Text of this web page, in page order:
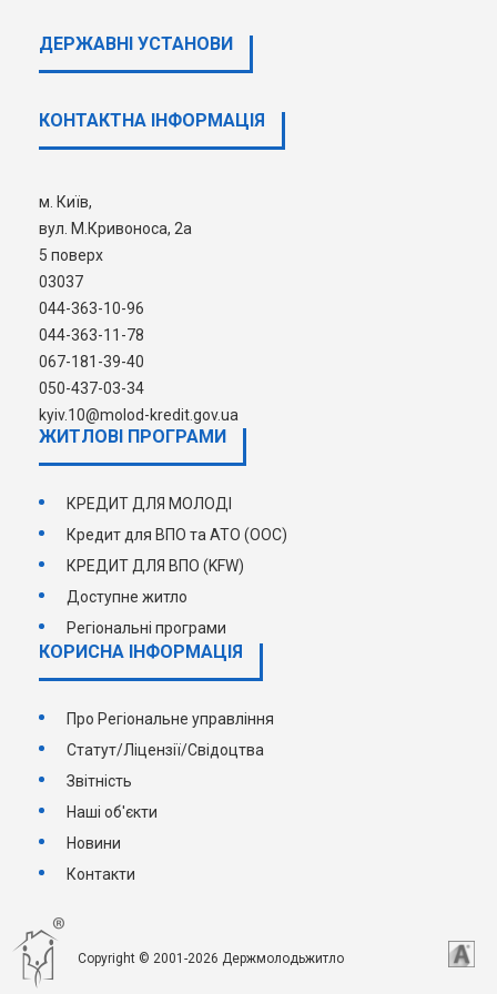
м. Київ, вул.
ДЕРЖАВНI УСТАНОВИ
КОНТАКТНА ІНФОРМАЦІЯ
м. Київ,
вул. М.Кривоноса, 2а
5 поверх
03037
044-363-10-96
044-363-11-78
067-181-39-40
050-437-03-34
kyiv.10@molod-kredit.gov.ua
ЖИТЛОВІ ПРОГРАМИ
КРЕДИТ ДЛЯ МОЛОДІ
Кредит для ВПО та АТО (ООС)
КРЕДИТ ДЛЯ ВПО (KFW)
Доступне житло
Регіональні програми
КОРИСНА ІНФОРМАЦІЯ
Про Регіональне управління
Статут/Ліцензії/Свідоцтва
Звітність
Наші об'єкти
Новини
Контакти
Copyright © 2001-2026 Держмолодьжитло